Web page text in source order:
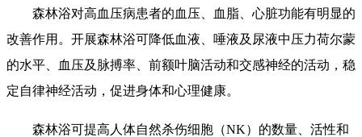
森林浴对高血压病患者的血压、血脂、心脏功能有明显的
改善作用。开展森林浴可降低血液、唾液及尿液中压力荷尔蒙
的水平、血压及脉搏率、前额叶脑活动和交感神经的活动，稳
定自律神经活动，促进身体和心理健康。
森林浴可提高人体自然杀伤细胞（NK）的数量、活性和